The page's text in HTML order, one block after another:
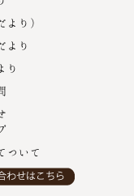
より）
より
り
ついて